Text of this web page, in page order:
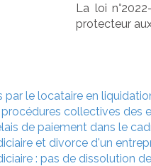
La loi
protecteur
par le locataire en
collectives des
de paiement dans le
et divorce d'un
: pas de dissolution